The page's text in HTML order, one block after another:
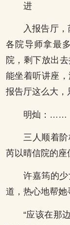
进
入报告厅，
各院导师拿最
院，剩下放出
能坐着听讲座
报告厅这么大，
明灿：……
三人顺着
芮以晴信院的座
许嘉筠的
道，热心地帮她
“应该在那